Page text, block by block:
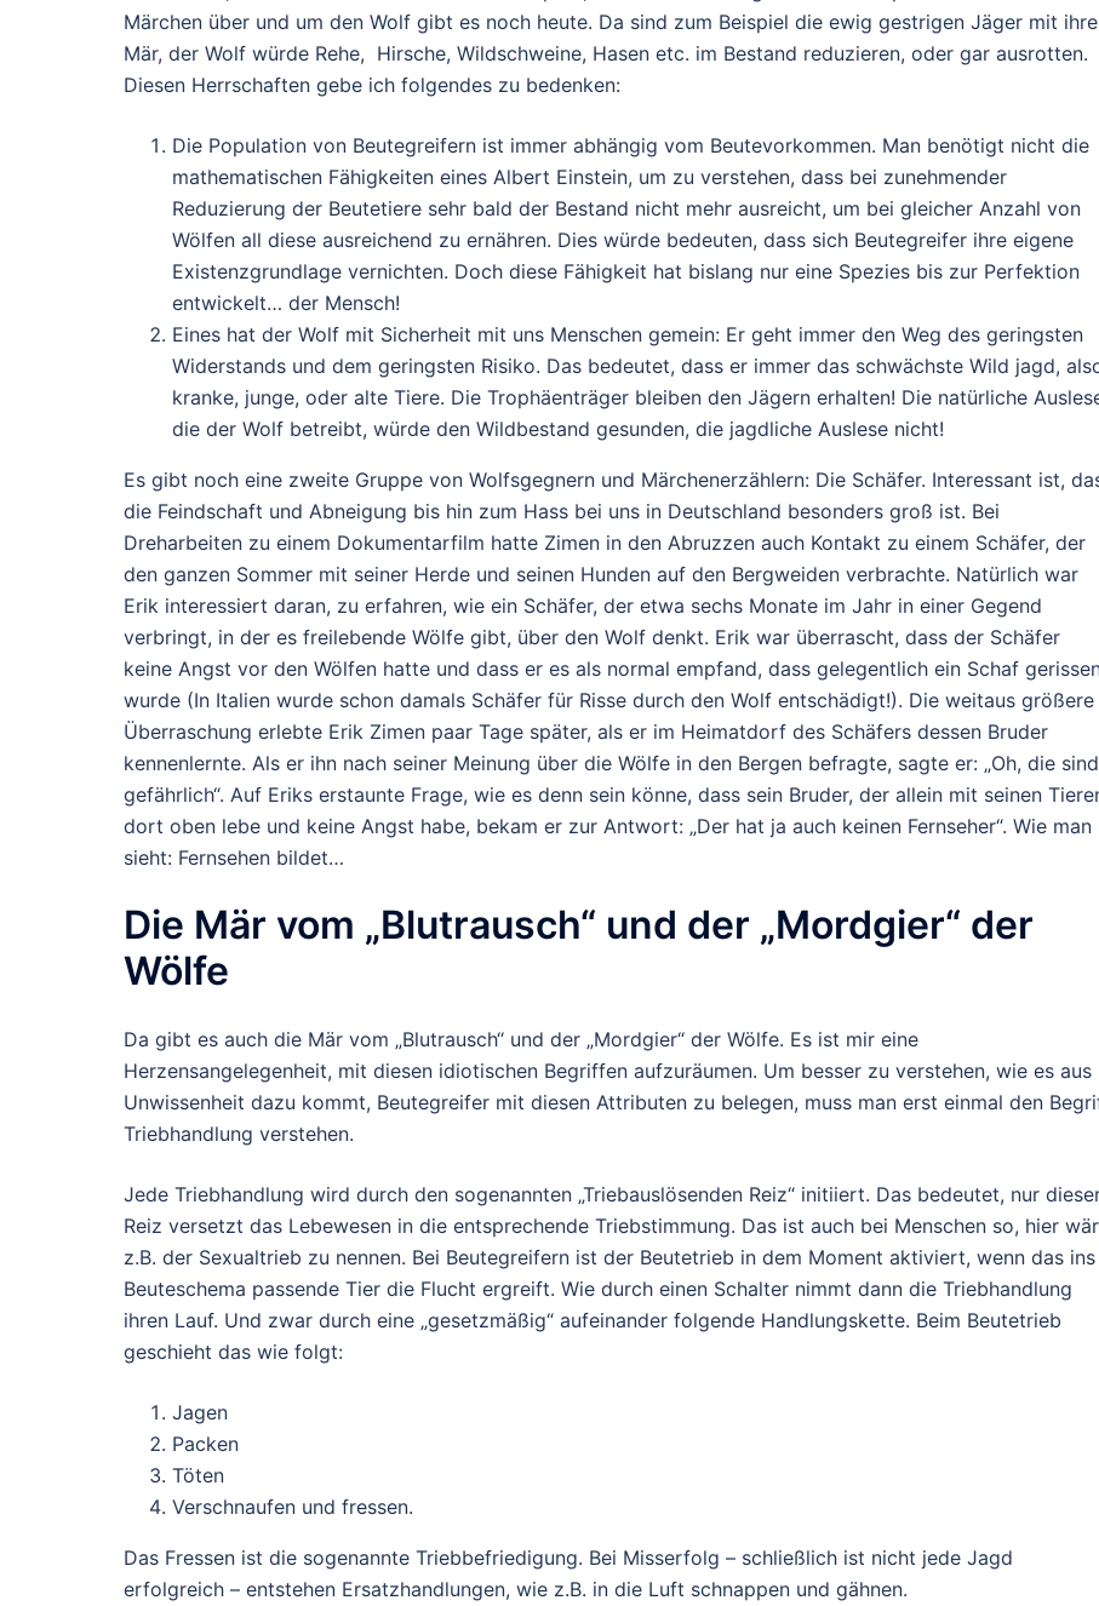
Märchen über und um den Wolf gibt es noch heute. Da sind zum Beispiel die ewig gestrigen Jäger mit
Mär, der Wolf würde Rehe, Hirsche, Wildschweine, Hasen etc. im Bestand reduzieren, oder gar ausrotten.
Diesen Herrschaften gebe ich folgendes zu bedenken:
Die Population von Beutegreifern ist immer abhängig vom Beutevorkommen. Man benötigt nicht die
mathematischen Fähigkeiten eines Albert Einstein, um zu verstehen, dass bei zunehmender
Reduzierung der Beutetiere sehr bald der Bestand nicht mehr ausreicht, um bei gleicher Anzahl von
Wölfen all diese ausreichend zu ernähren. Dies würde bedeuten, dass sich Beutegreifer ihre eigene
Existenzgrundlage vernichten. Doch diese Fähigkeit hat bislang nur eine Spezies bis zur Perfektion
entwickelt… der Mensch!
Eines hat der Wolf mit Sicherheit mit uns Menschen gemein: Er geht immer den Weg des geringsten
Widerstands und dem geringsten Risiko. Das bedeutet, dass er immer das schwächste Wild jagd,
kranke, junge, oder alte Tiere. Die Trophäenträger bleiben den Jägern erhalten! Die natürliche
die der Wolf betreibt, würde den Wildbestand gesunden, die jagdliche Auslese nicht!
Es gibt noch eine zweite Gruppe von Wolfsgegnern und Märchenerzählern: Die Schäfer. Interessant ist,
die Feindschaft und Abneigung bis hin zum Hass bei uns in Deutschland besonders groß ist. Bei
Dreharbeiten zu einem Dokumentarfilm hatte Zimen in den Abruzzen auch Kontakt zu einem Schäfer, der
den ganzen Sommer mit seiner Herde und seinen Hunden auf den Bergweiden verbrachte. Natürlich war
Erik interessiert daran, zu erfahren, wie ein Schäfer, der etwa sechs Monate im Jahr in einer Gegend
verbringt, in der es freilebende Wölfe gibt, über den Wolf denkt. Erik war überrascht, dass der Schäfer
keine Angst vor den Wölfen hatte und dass er es als normal empfand, dass gelegentlich ein Schaf
wurde (In Italien wurde schon damals Schäfer für Risse durch den Wolf entschädigt!). Die weitaus größere
Überraschung erlebte Erik Zimen paar Tage später, als er im Heimatdorf des Schäfers dessen Bruder
kennenlernte. Als er ihn nach seiner Meinung über die Wölfe in den Bergen befragte, sagte er: „Oh, die sind
gefährlich“. Auf Eriks erstaunte Frage, wie es denn sein könne, dass sein Bruder, der allein mit seinen
dort oben lebe und keine Angst habe, bekam er zur Antwort: „Der hat ja auch keinen Fernseher“. Wie man
sieht: Fernsehen bildet…
Die Mär vom „Blutrausch“ und der „Mordgier“ der
Wölfe
Da gibt es auch die Mär vom „Blutrausch“ und der „Mordgier“ der Wölfe. Es ist mir eine
Herzensangelegenheit, mit diesen idiotischen Begriffen aufzuräumen. Um besser zu verstehen, wie es aus
Unwissenheit dazu kommt, Beutegreifer mit diesen Attributen zu belegen, muss man erst einmal den
Triebhandlung verstehen.
Jede Triebhandlung wird durch den sogenannten „Triebauslösenden Reiz“ initiiert. Das bedeutet, nur
Reiz versetzt das Lebewesen in die entsprechende Triebstimmung. Das ist auch bei Menschen so, hier
z.B. der Sexualtrieb zu nennen. Bei Beutegreifern ist der Beutetrieb in dem Moment aktiviert, wenn das ins
Beuteschema passende Tier die Flucht ergreift. Wie durch einen Schalter nimmt dann die Triebhandlung
ihren Lauf. Und zwar durch eine „gesetzmäßig“ aufeinander folgende Handlungskette. Beim Beutetrieb
geschieht das wie folgt:
Jagen
Packen
Töten
Verschnaufen und fressen.
Das Fressen ist die sogenannte Triebbefriedigung. Bei Misserfolg – schließlich ist nicht jede Jagd
erfolgreich – entstehen Ersatzhandlungen, wie z.B. in die Luft schnappen und gähnen.